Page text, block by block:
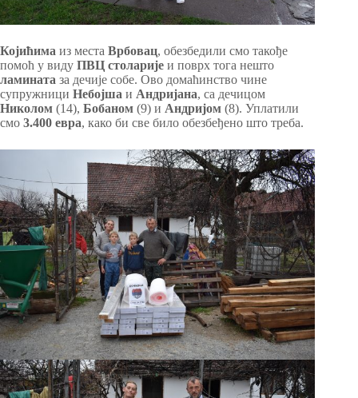
Којићима из места Врбовац, обезбедили смо такође
помоћ у виду ПВЦ столарије и поврх тога нешто
ламината за дечије собе. Ово домаћинство чине
супружници Небојша и Андријана, са дечицом
Николом (14), Бобаном (9) и Андријом (8). Уплатили
смо 3.400 евра, како би све било обезбеђено што треба.